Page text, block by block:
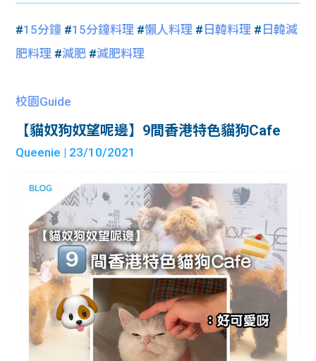
#15分鐘 #15分鐘料理 #懶人料理 # 日韓料理 # 日韓減
肥料理 #減肥 #減肥料理
校園Guide
【貓奴狗奴望呢邊】9間香港特色貓狗Cafe
Queenie | 23/10/2021